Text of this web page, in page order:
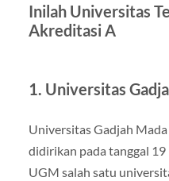
Inilah Universitas
Akreditasi A
1. Universitas
Universitas Gadjah
didirikan pada tanggal
UGM salah satu